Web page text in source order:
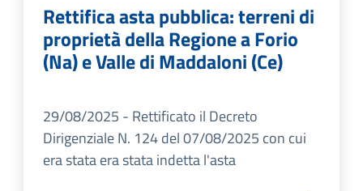
Rettifica asta pubblica: terreni di
proprietà della Regione a Forio
(Na) e Valle di Maddaloni (Ce)
29/08/2025 - Rettificato il Decreto
Dirigenziale N. 124 del 07/08/2025 con cui
era stata era stata indetta l'asta